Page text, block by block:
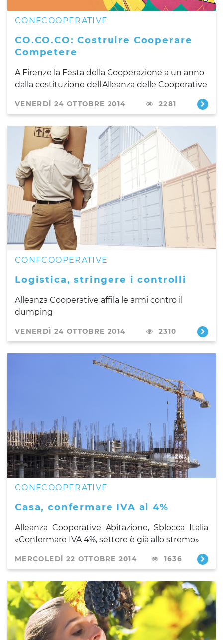
CONFCOOPERATIVE
CO.CO.CO: Costruire Cooperare
Competere
A Firenze la Festa della Cooperazione a un anno
dalla costituzione dell'Alleanza delle Cooperative
VENERDÌ 24 OTTOBRE 2014 2281
CONFCOOPERATIVE
Logistica, stringere i controlli
Alleanza Cooperative affila le armi contro il
dumping
VENERDÌ 24 OTTOBRE 2014 2310
CONFCOOPERATIVE
Casa, confermare IVA al 4%
Alleanza Cooperative Abitazione, Sblocca Italia
«Confermare IVA 4%, settore è già allo stremo»
MERCOLEDÌ 22 OTTOBRE 2014 1636